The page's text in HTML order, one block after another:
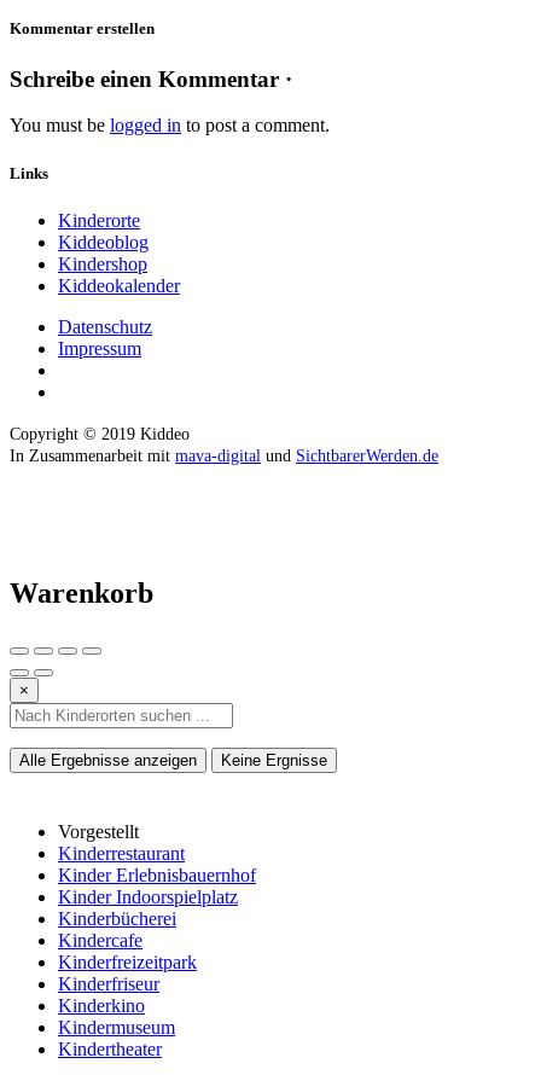
Kommentar erstellen
Schreibe einen Kommentar ·
You must be logged in to post a comment.
Links
Kinderorte
Kiddeoblog
Kindershop
Kiddeokalender
Datenschutz
Impressum
Copyright © 2019 Kiddeo
In Zusammenarbeit mit mava-digital und SichtbarerWerden.de
Warenkorb
×
Alle Ergebnisse anzeigen Keine Ergnisse
Vorgestellt
Kinderrestaurant
Kinder Erlebnisbauernhof
Kinder Indoorspielplatz
Kinderbücherei
Kindercafe
Kinderfreizeitpark
Kinderfriseur
Kinderkino
Kindermuseum
Kindertheater